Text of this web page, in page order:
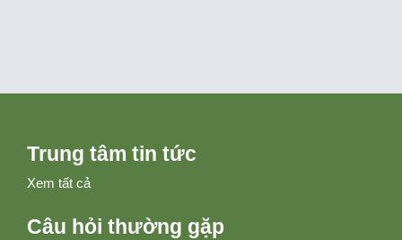
Trung tâm tin tức
Xem tất cả
Câu hỏi thường gặp